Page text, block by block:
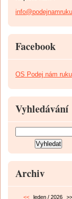
Facebook
OS Podej nám ruku
Vyhledávání
Archiv
<< leden / 2026 >>